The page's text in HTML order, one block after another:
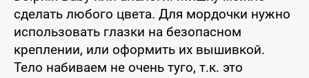
сделать любого цвета. Для мордочки нужно
использовать глазки на безопасном
креплении, или оформить их вышивкой.
Тело набиваем не очень туго, т.к. это